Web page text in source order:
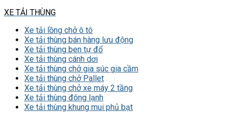
XE TẢI THÙNG
Xe tải lồng chở ô tô
Xe tải thùng bán hàng lưu động
Xe tải thùng ben tự đổ
Xe tải thùng cánh dơi
Xe tải thùng chở gia súc gia cầm
Xe tải thùng chở Pallet
Xe tải thùng chở xe máy 2 tầng
Xe tải thùng đông lạnh
Xe tải thùng khung mui phủ bạt